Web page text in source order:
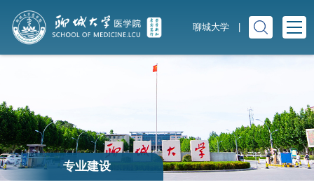
聊城大学
专业建设